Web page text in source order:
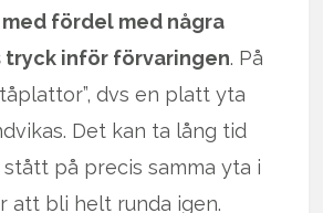
fördel med några
tryck inför förvaringen. På
dvs en platt yta
Det kan ta lång tid
på precis samma yta i
att bli helt runda igen.